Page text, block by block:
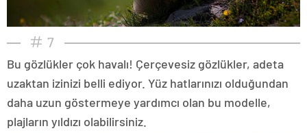
7
Bu gözlükler çok havalı! Çerçevesiz gözlükler, adeta
uzaktan izinizi belli ediyor. Yüz hatlarınızı olduğundan
daha uzun göstermeye yardımcı olan bu modelle,
plajların yıldızı olabilirsiniz.